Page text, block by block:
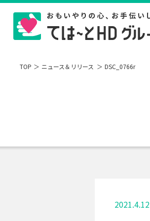
TOP ニュース＆リリース DSC_0766r
2021.4.12